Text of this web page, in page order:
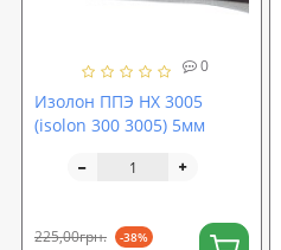
0
Изолон ППЭ НХ 3005
(isolon 300 3005) 5мм
225,00грн. -38%